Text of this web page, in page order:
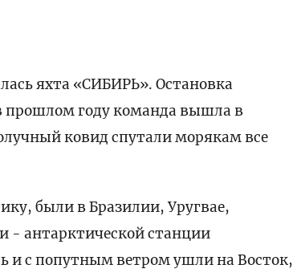
яхта «СИБИРЬ». Остановка
прошлом году команда вышла в
ковид спутали морякам все
были в Бразилии, Уругвае,
- антарктической станции
и с попутным ветром ушли на Восток,